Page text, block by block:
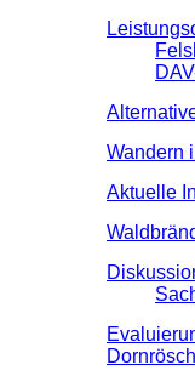
Wandern
Aktuelle